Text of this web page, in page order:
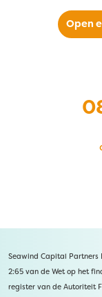
Open
Seawind Capital Partners
2:65 van de Wet op het
register van de Autoriteit